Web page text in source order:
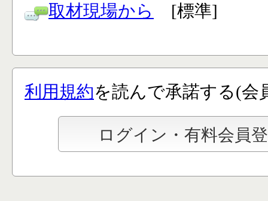
取材現場から [標準]
利用規約を読んで承諾する(会